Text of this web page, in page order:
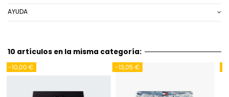
AYUDA
10 artículos en la misma categoría: